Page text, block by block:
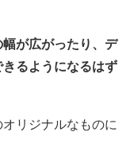
が広がったり、デ
るようになるはず
リジナルなものに